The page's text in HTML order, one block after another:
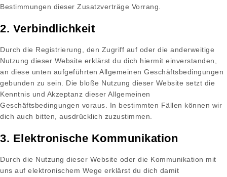
Bestimmungen dieser Zusatzverträge Vorrang.
2. Verbindlichkeit
Durch die Registrierung, den Zugriff auf oder die anderweitige
Nutzung dieser Website erklärst du dich hiermit einverstanden,
an diese unten aufgeführten Allgemeinen Geschäftsbedingungen
gebunden zu sein. Die bloße Nutzung dieser Website setzt die
Kenntnis und Akzeptanz dieser Allgemeinen
Geschäftsbedingungen voraus. In bestimmten Fällen können wir
dich auch bitten, ausdrücklich zuzustimmen.
3. Elektronische Kommunikation
Durch die Nutzung dieser Website oder die Kommunikation mit
uns auf elektronischem Wege erklärst du dich damit